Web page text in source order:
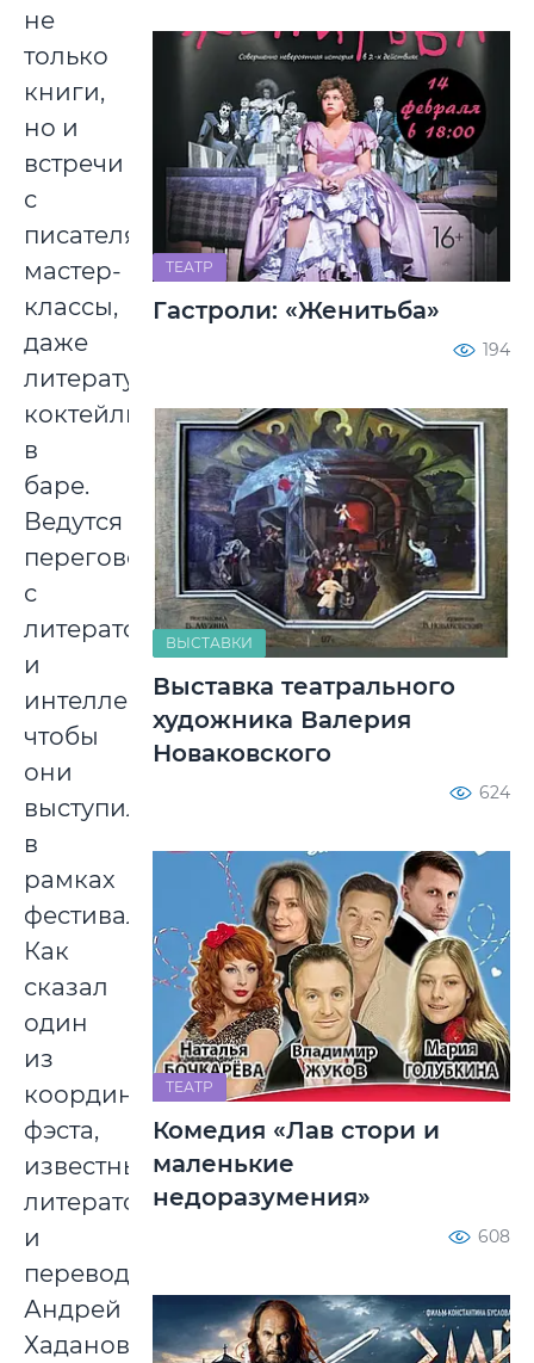
не
только
книги,
но и
встречи
с
писателями,
мастер-
классы,
даже
литературные
коктейли
в
баре.
Ведутся
переговоры
с
литераторами
и
интеллектуалами,
чтобы
они
выступили
в
рамках
фестиваля.
Как
сказал
один
из
координаторов
фэста,
известный
литератор
и
переводчик
Андрей
Хаданович:
ТЕАТР
Гастроли: «Женитьба»
194
ВЫСТАВКИ
Выставка театрального
художника Валерия
Новаковского
624
ТЕАТР
Комедия «Лав стори и
маленькие
недоразумения»
608